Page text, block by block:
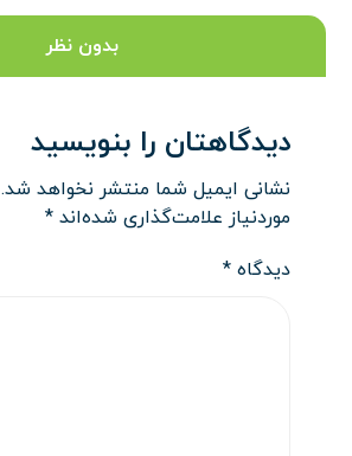
بدون نظر
دیدگاهتان را بنویسید
نشانی ایمیل شما منتشر نخواهد شد.
موردنیاز علامت‌گذاری شده‌اند*
دیدگاه*